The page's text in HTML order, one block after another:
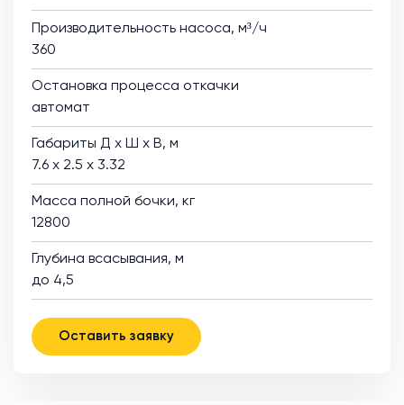
Производительность насоса, м³/ч
360
Остановка процесса откачки
автомат
Габариты Д х Ш х В, м
7.6 х 2.5 х 3.32
Масса полной бочки, кг
12800
Глубина всасывания, м
до 4,5
Оставить заявку